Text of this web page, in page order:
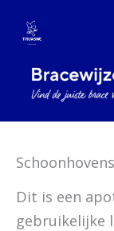
naar
inhoud
Dit is een
gebruikelijke